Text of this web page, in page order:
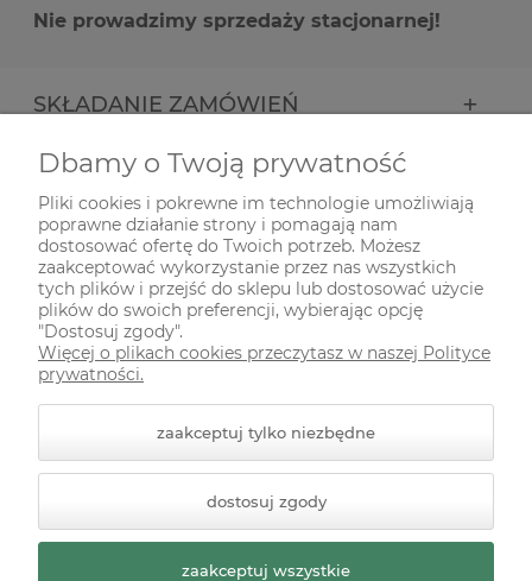
Nie prowadzimy sprzedaży stacjonarnej!
SKŁADANIE ZAMÓWIEŃ
INFORMACJE
ODWIEDŹ NAS NA
Styl graficzny ShopGadget.pl
Sklep internetowy Shoper
Premium
Dbamy o Twoją prywatność
Pliki cookies i pokrewne im technologie umożliwiają
poprawne działanie strony i pomagają nam
dostosować ofertę do Twoich potrzeb. Możesz
zaakceptować wykorzystanie przez nas wszystkich
tych plików i przejść do sklepu lub dostosować użycie
plików do swoich preferencji, wybierając opcję
"Dostosuj zgody".
Więcej o plikach cookies przeczytasz w naszej Polityce
prywatności.
zaakceptuj tylko niezbędne
dostosuj zgody
zaakceptuj wszystkie